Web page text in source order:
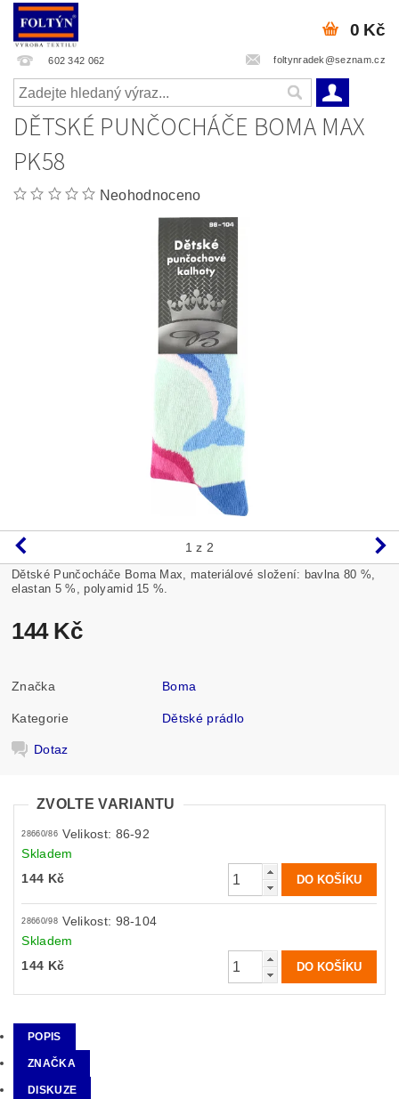
602 342 062 foltynradek@seznam.cz
0 Kč
DĚTSKÉ PUNČOCHÁČE BOMA MAX
PK58
Neohodnoceno
1 z 2
Dětské Punčocháče Boma Max, materiálové složení: bavlna 80 %,
elastan 5 %, polyamid 15 %.
144 Kč
Značka Boma
Kategorie Dětské prádlo
Dotaz
ZVOLTE VARIANTU
28660/86 Velikost: 86-92
Skladem
144 Kč
28660/98 Velikost: 98-104
Skladem
144 Kč
POPIS
ZNAČKA
DISKUZE